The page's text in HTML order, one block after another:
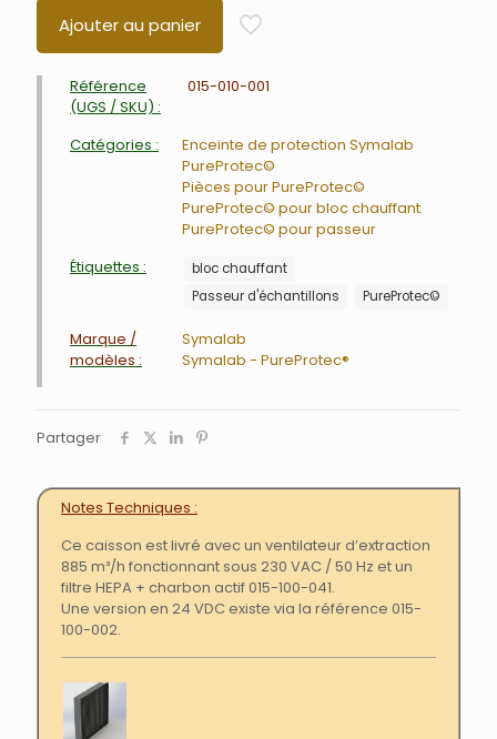
Ajouter au panier
Référence
(UGS / SKU) :
015-010-001
Catégories :
Enceinte de protection Symalab
PureProtec©
Pièces pour PureProtec©
PureProtec© pour bloc chauffant
PureProtec© pour passeur
Étiquettes :
bloc chauffant
Passeur d'échantillons
PureProtec©
Marque /
modèles :
Symalab
Symalab - PureProtec®
Partager
Notes Techniques
Ce caisson est livré avec un ventilateur d’extraction
885 m³/h fonctionnant sous 230 VAC / 50 Hz et un
filtre HEPA + charbon actif 015-100-041.
Une version en 24 VDC existe via la référence 015-
100-002.